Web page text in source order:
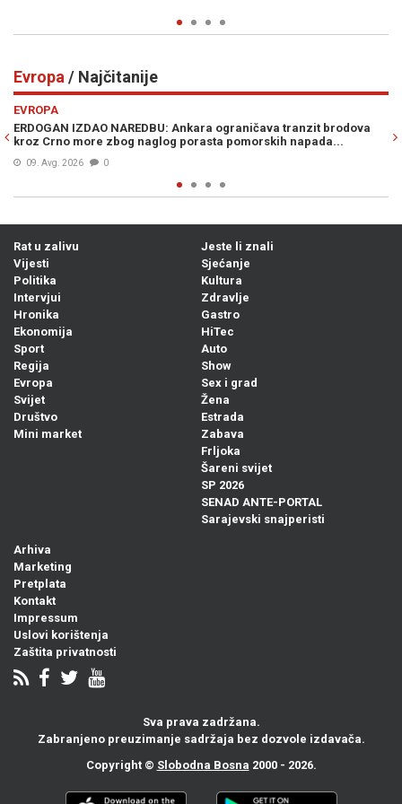
Evropa / Najčitanije
EVROPA
TAJNI PLAN LONDONA O KOJEM BRUJI EVROPA: BiH bi mogla
dobiti mjesto u novoj evropskoj konfederaciji
Prije 8h
Rat u zalivu
Vijesti
Politika
Intervjui
Hronika
Ekonomija
Sport
Regija
Evropa
Svijet
Društvo
Mini market
Jeste li znali
Sjećanje
Kultura
Zdravlje
Gastro
HiTec
Auto
Show
Sex i grad
Žena
Estrada
Zabava
Frljoka
Šareni svijet
SP 2026
SENAD ANTE-PORTAL
Sarajevski snajperisti
Arhiva
Marketing
Pretplata
Kontakt
Impressum
Uslovi korištenja
Zaštita privatnosti
Sva prava zadržana.
Zabranjeno preuzimanje sadržaja bez dozvole izdavača.
Copyright © Slobodna Bosna 2000 - 2026.